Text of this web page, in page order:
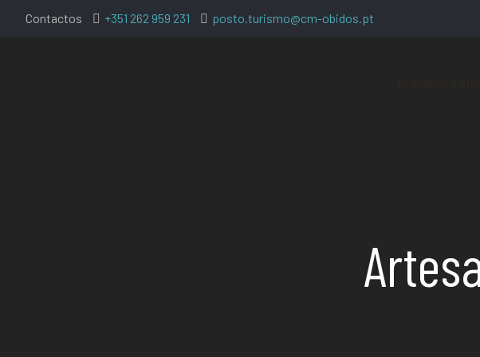
Contactos +351 262 959 231 posto.turismo@cm-obidos.pt